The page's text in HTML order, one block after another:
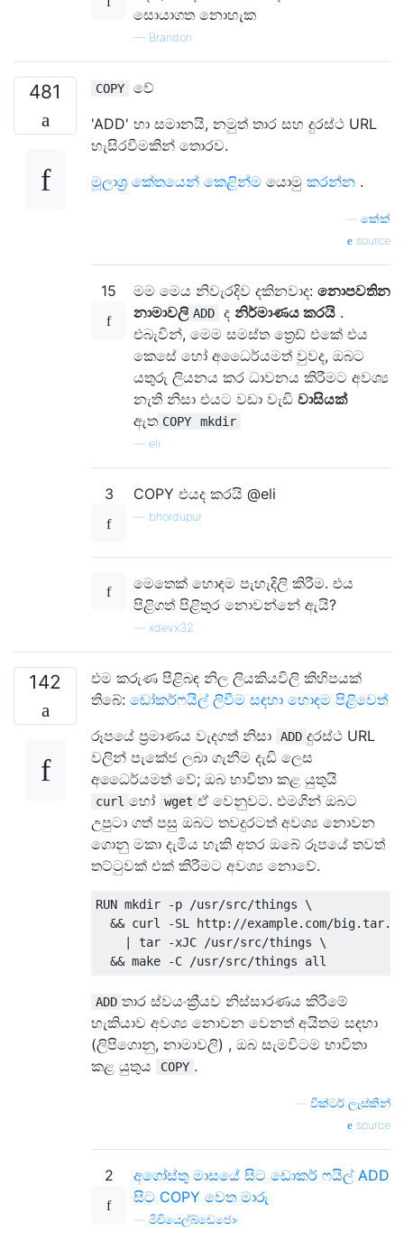
සොයාගත නොහැක
— Brandon
481 COPY
වේ
'ADD' හා සමානයි, නමුත් තාර සහ දුරස්ථ URL
හැසිරවීමකින් තොරව.
මූලාශ්‍ර කේතයෙන් කෙළින්ම යොමු කරන්න .
කේක්
source
15 මම මෙය නිවැරදිව දකිනවාද: නොපවතින
නාමාවලි ADD ද නිර්මාණය කරයි .
එබැවින්, මෙම සමස්ත ත්‍රෙඩ් එකේ එය
කෙසේ හෝ අධෛර්යමත් වුවද, ඔබට
යතුරු ලියනය කර ධාවනය කිරීමට අවශ්‍ය
නැති නිසා එයට වඩා වැඩි වාසියක්
ඇත COPY mkdir
eli
3 COPY එයද කරයි @eli
bhordupur
මෙතෙක් හොඳම පැහැදිලි කිරීම. එය
පිළිගත් පිළිතුර නොවන්නේ ඇයි?
xdevx32
142
එම කරුණ පිළිබඳ නිල ලියකියවිලි කිහිපයක්
තිබේ: ඩෝකර්ෆයිල් ලිවීම සඳහා හොඳම පිළිවෙත්
රූපයේ ප්‍රමාණය වැදගත් නිසා
ADD දුරස්ථ URL
වලින් පැකේජ ලබා ගැනීම දැඩි ලෙස
අධෛර්යමත් වේ; ඔබ භාවිතා කළ යුතුයි
curl හෝ wget ඒ වෙනුවට. එමගින් ඔබට
උපුටා ගත් පසු ඔබට තවදුරටත් අවශ්‍ය නොවන
ගොනු මකා දැමිය හැකි අතර ඔබේ රූපයේ තවත්
තට්ටුවක් එක් කිරීමට අවශ්‍ය නොවේ.
RUN mkdir -p /usr/src/things \
&& curl -SL http://example.com/
    | tar -xJC /usr/src/things \
ADD තාර ස්වයංක්‍රීයව නිස්සාරණය කිරීමේ
හැකියාව අවශ්‍ය නොවන වෙනත් අයිතම සඳහා
(ලිපිගොනු, නාමාවලි) , ඔබ සැමවිටම භාවිතා
කළ යුතුය
COPY .
වික්ටර් ලැස්කින්
source
2 අගෝස්තු මාසයේ සිට ඩොකර් ෆයිල් ADD
සිට COPY වෙත මාරු
මිචියෙල්බ්ඩෙජොං